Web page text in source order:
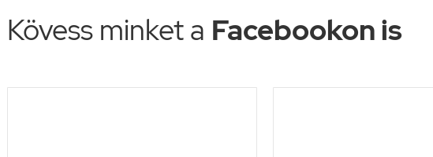
Kövess minket a Facebookon is